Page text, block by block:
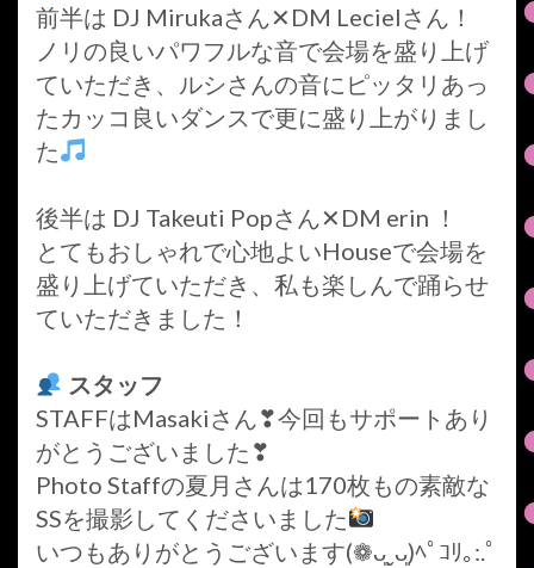
前半は DJ Mirukaさん✕DM Lecielさん！
ノリの良いパワフルな音で会場を盛り上げ
ていただき、ルシさんの音にピッタリあっ
たカッコ良いダンスで更に盛り上がりまし
た
後半は DJ Takeuti Popさん✕DM erin ！
とてもおしゃれで心地よいHouseで会場を
盛り上げていただき、私も楽しんで踊らせ
ていただきました！
スタッフ
STAFFはMasakiさん❣今回もサポートあり
がとうございました❣
Photo Staffの夏月さんは170枚もの素敵な
SSを撮影してくださいました
いつもありがとうございます(❁ᴗ͈ˬᴗ͈)ﾍﾟｺﾘ｡:.ﾟ